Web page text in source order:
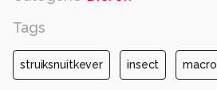
Tags
struiksnuitkever insect macro